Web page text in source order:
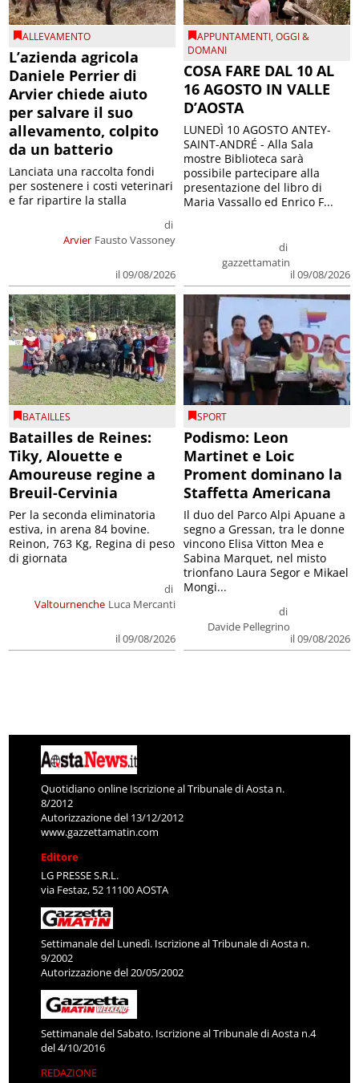
ALLEVAMENTO
L’azienda agricola
Daniele Perrier di
Arvier chiede aiuto
per salvare il suo
allevamento, colpito
da un batterio
Arvier
di
Fausto Vassoney
il 09/08/2026
Lanciata una raccolta fondi
per sostenere i costi veterinari
e far ripartire la stalla
APPUNTAMENTI,OGGI &
DOMANI
COSA FARE DAL 10 AL
16 AGOSTO IN VALLE
D’AOSTA
di
gazzettamatin
il 09/08/2026
LUNEDÌ 10 AGOSTO ANTEY-
SAINT-ANDRÉ - Alla Sala
mostre Biblioteca sarà
possibile partecipare alla
presentazione del libro di
Maria Vassallo ed Enrico F...
BATAILLES
Batailles de Reines:
Tiky, Alouette e
Amoureuse regine a
Breuil-Cervinia
Valtournenche
di
Luca Mercanti
il 09/08/2026
Per la seconda eliminatoria
estiva, in arena 84 bovine.
Reinon, 763 Kg, Regina di peso
di giornata
SPORT
Podismo: Leon
Martinet e Loic
Proment dominano la
Staffetta Americana
di
Davide Pellegrino
il 09/08/2026
Il duo del Parco Alpi Apuane a
segno a Gressan, tra le donne
vincono Elisa Vitton Mea e
Sabina Marquet, nel misto
trionfano Laura Segor e Mikael
Mongi...
Quotidiano online Iscrizione al Tribunale di Aosta n.
8/2012
Autorizzazione del 13/12/2012
www.gazzettamatin.com
Editore
LG PRESSE S.R.L.
via Festaz, 52 11100 AOSTA
Settimanale del Lunedì. Iscrizione al Tribunale di Aosta n.
9/2002
Autorizzazione del 20/05/2002
Settimanale del Sabato. Iscrizione al Tribunale di Aosta n.4
del 4/10/2016
REDAZIONE